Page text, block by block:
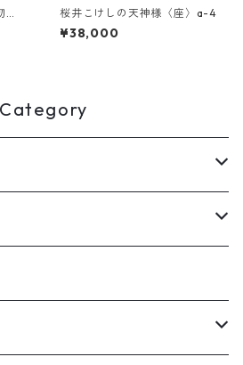
桜井こけしの天神様〈座〉a-4
¥38,000
Category